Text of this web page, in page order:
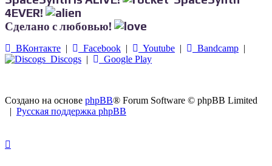
4EVER!
Сделано с любовью!
ВКонтакте | Facebook | Youtube | Bandcamp |
Discogs | Google Play
Создано на основе phpBB® Forum Software © phpBB Limited
| Русская поддержка phpBB